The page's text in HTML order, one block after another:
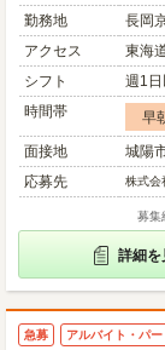
勤務地
長岡
アクセス
東海
シフト
週1
時間帯
早
面接地
城陽
応募先
株式会
募集
詳細を
急募 アルバイト・パー